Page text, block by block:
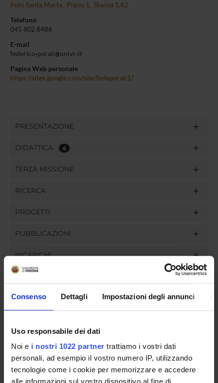
Consenso Dettagli Impostazioni degli annunci
Uso responsabile dei dati
Noi e i nostri 1022 partner trattiamo i vostri dati
personali, ad esempio il vostro numero IP, utilizzando
tecnologie come i cookie per memorizzare e accedere
Polo Santa Marta, Piano 1, Stanza 1.82
Telefono
045 802 8486
E-mail
federico perali univr it
Pagina Web personale
https://sites.google.com/site/fedeperali1/
PRESENTAZIONE
DIDATTICA 4
TERZA MISSIONE
RICERCA
PROGETTI
PUBBLICAZIONI
INCARICHI
ORGANIZZAZIONE
GOVERNANCE
COMMISSIONI
UFFICI E STRUTTURE DI SERVIZIO